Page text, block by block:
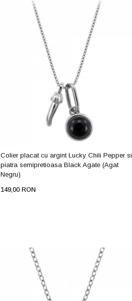
Colier placat cu argint Lucky Chili Pepper si
piatra semipretioasa Black Agate (Agat
Negru)
149,00 RON